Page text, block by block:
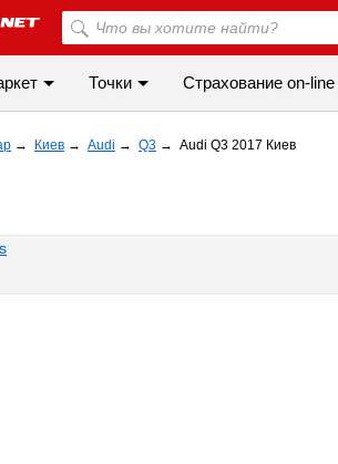
Точки Cтрахование on-line
→ Киев → Audi → Q3 → Audi Q3 2017 Киев